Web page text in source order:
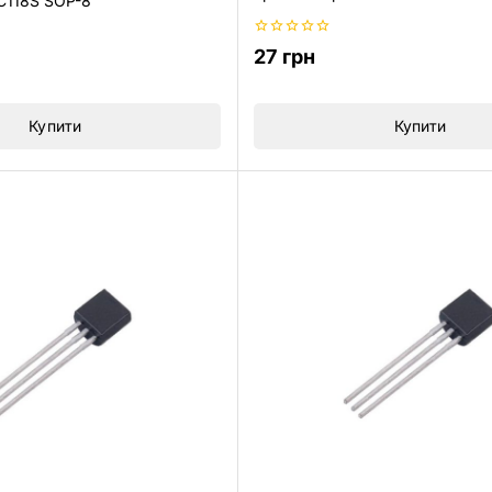
Купити
0
з
27 грн
Купити